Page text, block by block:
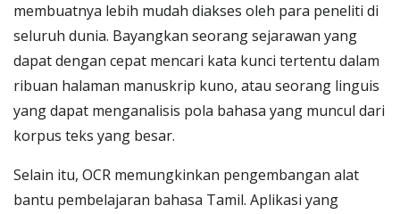
membuatnya lebih mudah diakses oleh para peneliti di
seluruh dunia. Bayangkan seorang sejarawan yang
dapat dengan cepat mencari kata kunci tertentu dalam
ribuan halaman manuskrip kuno, atau seorang linguis
yang dapat menganalisis pola bahasa yang muncul dari
korpus teks yang besar.
Selain itu, OCR memungkinkan pengembangan alat
bantu pembelajaran bahasa Tamil. Aplikasi yang